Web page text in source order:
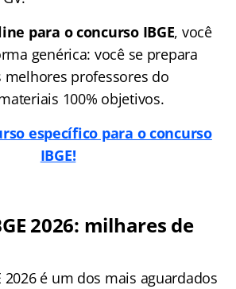
para o concurso IBGE, você
genérica: você se prepara
professores do
100% objetivos.
específico para o concurso
IBGE!
2026: milhares de
2026 é um dos mais aguardados